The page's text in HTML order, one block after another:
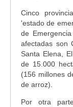
Cinco
'estado de
de
afectadas son
Santa Elena,
de 15.000
(156 millones
de arroz).
Por otra